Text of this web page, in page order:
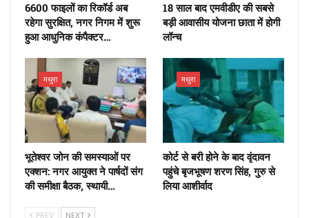
6600 फाइलों का रिकॉर्ड अब
रहेगा सुरक्षित, नगर निगम में शुरू
हुआ आधुनिक कंपैक्टर…
18 साल बाद एमवीडीए की सबसे
बड़ी आवासीय योजना छाता में होगी
लॉन्च
मथुरा
भूतेश्वर जोन की समस्याओं पर
एक्शन: नगर आयुक्त ने पार्षदों संग
की समीक्षा बैठक, स्थायी…
मथुरा
कोर्ट से बरी होने के बाद वृंदावन
पहुंचे बृजभूषण शरण सिंह, गुरु से
लिया आशीर्वाद
PREV NEXT